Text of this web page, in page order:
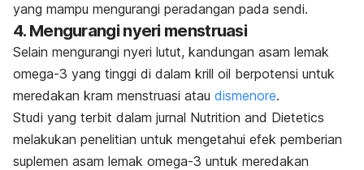
yang mampu mengurangi peradangan pada sendi.
4. Mengurangi nyeri menstruasi
Selain mengurangi nyeri lutut, kandungan asam lemak
omega-3 yang tinggi di dalam krill oil berpotensi untuk
meredakan kram menstruasi atau dismenore.
Studi yang terbit dalam jurnal Nutrition and Dietetics
melakukan penelitian untuk mengetahui efek pemberian
suplemen asam lemak omega-3 untuk meredakan